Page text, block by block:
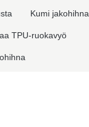
Kumi jakohihna
TPU-ruokavyö